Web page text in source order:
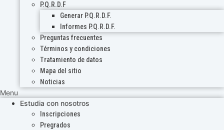
P.Q.R.D.F
Generar P.Q.R.D.F.
Informes P.Q.R.D.F.
Preguntas frecuentes
Términos y condiciones
Tratamiento de datos
Mapa del sitio
Noticias
Menu
Estudia con nosotros
Inscripciones
Pregrados